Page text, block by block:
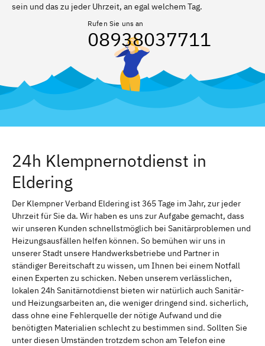
sein und das zu jeder Uhrzeit, an egal welchem Tag.
Rufen Sie uns an
08938037711
24h Klempnernotdienst in
Eldering
Der Klempner Verband Eldering ist 365 Tage im Jahr, zur jeder
Uhrzeit für Sie da. Wir haben es uns zur Aufgabe gemacht, dass
wir unseren Kunden schnellstmöglich bei Sanitärproblemen und
Heizungsausfällen helfen können. So bemühen wir uns in
unserer Stadt unsere Handwerksbetriebe und Partner in
ständiger Bereitschaft zu wissen, um Ihnen bei einem Notfall
einen Experten zu schicken. Neben unserem verlässlichen,
lokalen 24h Sanitärnotdienst bieten wir natürlich auch Sanitär-
und Heizungsarbeiten an, die weniger dringend sind. sicherlich,
dass ohne eine Fehlerquelle der nötige Aufwand und die
benötigten Materialien schlecht zu bestimmen sind. Sollten Sie
unter diesen Umständen trotzdem schon am Telefon eine